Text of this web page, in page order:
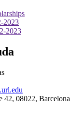
2023
2023
42, 08022, Barcelona